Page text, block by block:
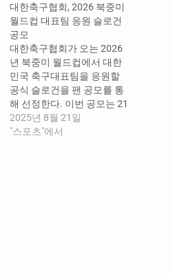
대한축구협회, 2026 북중미
월드컵 대표팀 응원 슬로건
공모
대한축구협회가 오는 2026
년 북중미 월드컵에서 대한
민국 축구대표팀을 응원할
공식 슬로건을 팬 공모를 통
해 선정한다. 이번 공모는 21
일부터 9월 3일까지
PlayKFA SNS 채널을 통해
2025년 8월 21일
"스포츠"에서